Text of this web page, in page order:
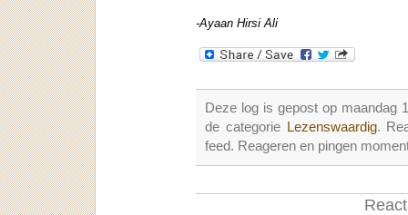
-Ayaan Hirsi Ali
Deze log is gepost op maandag
de categorie
Lezenswaardig.
feed. Reageren en pingen